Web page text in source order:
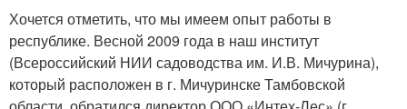
Хочется отметить, что мы имеем опыт работы в
республике. Весной 2009 года в наш институт
(Всероссийский НИИ садоводства им. И.В. Мичурина),
который расположен в г. Мичуринске Тамбовской